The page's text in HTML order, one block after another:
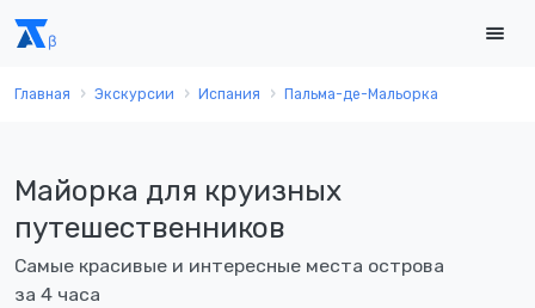
Главная Экскурсии Испания Пальма-де-Мальорка
Майорка для круизных
путешественников
Самые красивые и интересные места острова
за 4 часа